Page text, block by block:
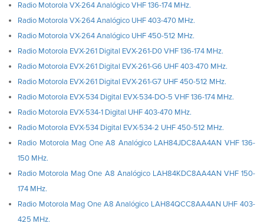
Radio Motorola VX-264 Analógico VHF 136-174 MHz.
Radio Motorola VX-264 Analógico UHF 403-470 MHz.
Radio Motorola VX-264 Analógico UHF 450-512 MHz.
Radio Motorola EVX-261 Digital EVX-261-D0 VHF 136-174 MHz.
Radio Motorola EVX-261 Digital EVX-261-G6 UHF 403-470 MHz.
Radio Motorola EVX-261 Digital EVX-261-G7 UHF 450-512 MHz.
Radio Motorola EVX-534 Digital EVX-534-DO-5 VHF 136-174 MHz.
Radio Motorola EVX-534-1 Digital UHF 403-470 MHz.
Radio Motorola EVX-534 Digital EVX-534-2 UHF 450-512 MHz.
Radio Motorola Mag One A8 Analógico LAH84JDC8AA4AN VHF 136-
150 MHz.
Radio Motorola Mag One A8 Analógico LAH84KDC8AA4AN VHF 150-
174 MHz.
Radio Motorola Mag One A8 Analógico LAH84QCC8AA4AN UHF 403-
425 MHz.